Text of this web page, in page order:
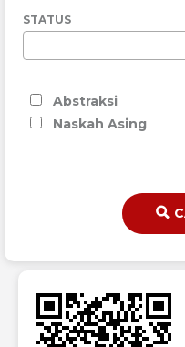
STATUS
Abstraksi
Naskah Asing